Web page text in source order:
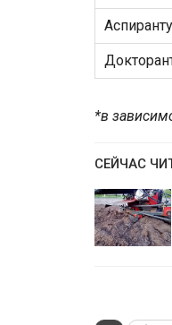
*в
СЕЙЧАС